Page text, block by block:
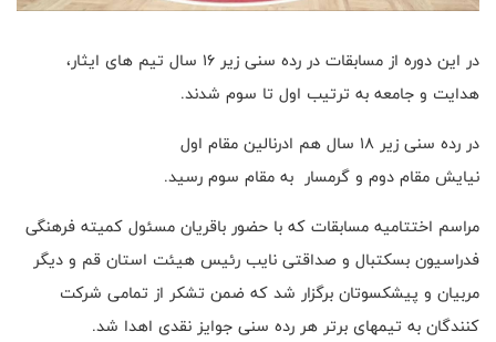
در این دوره از مسابقات در رده سنی زیر ۱۶ سال تیم های ایثار،
هدایت و جامعه به ترتیب اول تا سوم شدند.
در رده سنی زیر ۱۸ سال هم ادرنالین مقام اول
نیایش مقام دوم و گرمسار به مقام سوم رسید.
مراسم اختتامیه مسابقات که با حضور باقریان مسئول کمیته فرهنگی
فدراسیون بسکتبال و صداقتی نایب رئیس هیئت استان قم و دیگر
مربیان و پیشکسوتان برگزار شد که ضمن تشکر از تمامی شرکت
کنندگان به تیمهای برتر هر رده سنی جوایز نقدی اهدا شد.